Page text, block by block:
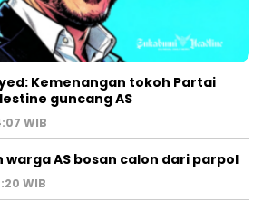
Kemenangan tokoh Partai
guncang AS
WIB
warga AS bosan calon dari parpol
WIB